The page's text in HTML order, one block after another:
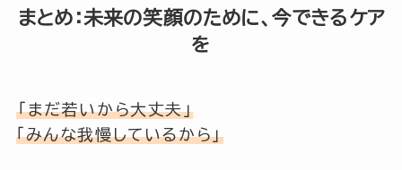
まとめ：未来の笑顔のために、今できるケア
を
「まだ若いから大丈夫」
「みんな我慢しているから」